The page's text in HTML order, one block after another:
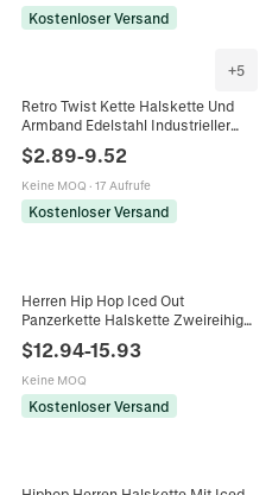
Kostenloser Versand
+5
Retro Twist Kette Halskette Und
Armband Edelstahl Industrieller
Punk Stil Herrenschmuck Gun
Black
$2.89-9.52
Keine MOQ · 17 Aufrufe
Kostenloser Versand
Herren Hip Hop Iced Out
Panzerkette Halskette Zweireihig
Vergoldet Streetwear Schmuck
$12.94-15.93
Keine MOQ
Kostenloser Versand